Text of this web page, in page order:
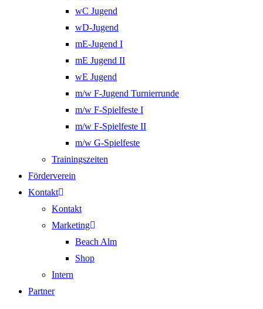
wC Jugend
wD-Jugend
mE-Jugend I
mE Jugend II
wE Jugend
m/w F-Jugend Turnierrunde
m/w F-Spielfeste I
m/w F-Spielfeste II
m/w G-Spielfeste
Trainingszeiten
Förderverein
Kontakt
Kontakt
Marketing
Beach Alm
Shop
Intern
Partner